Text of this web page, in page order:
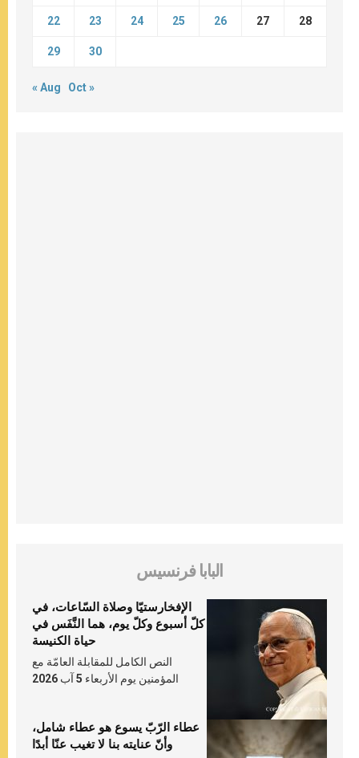
22 23 24 25 26 27 28
29 30
« Aug Oct »
البابا فرنسيس
الإفخارستيّا وصلاة السّاعات، في
كلّ أسبوع وكلّ يوم، هما النَّفَس في
حياة الكنيسة
النص الكامل للمقابلة العامّة مع
المؤمنين يوم الأربعاء 5 آب 2026
عطاء الرّبّ يسوع هو عطاء شامل،
وأنّ عنايته بنا لا تغيب عنّا أبدًا